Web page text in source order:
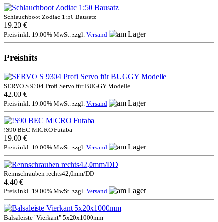
Schlauchboot Zodiac 1:50 Bausatz
19.20 €
Preis inkl. 19.00% MwSt. zzgl. Versand
Preishits
SERVO S 9304 Profi Servo für BUGGY Modelle
42.00 €
Preis inkl. 19.00% MwSt. zzgl. Versand
!S90 BEC MICRO Futaba
19.00 €
Preis inkl. 19.00% MwSt. zzgl. Versand
Rennschrauben rechts42,0mm/DD
4.40 €
Preis inkl. 19.00% MwSt. zzgl. Versand
Balsaleiste "Vierkant" 5x20x1000mm